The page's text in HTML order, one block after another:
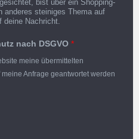
bist über ein Shopping-
anderes steiniges Thema auf
deine Nachricht.
nach DSGVO *
meine übermittelten
Anfrage geantwortet werden